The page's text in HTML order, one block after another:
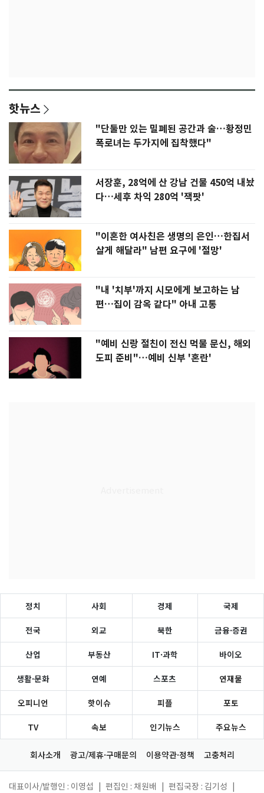
핫뉴스
"단둘만 있는 밀폐된 공간과 술…황정민
폭로녀는 두가지에 집착했다"
서장훈, 28억에 산 강남 건물 450억 내놨
다…세후 차익 280억 '잭팟'
"이혼한 여사친은 생명의 은인…한집서
살게 해달라" 남편 요구에 '절망'
"내 '치부'까지 시모에게 보고하는 남
편…집이 감옥 같다" 아내 고통
"예비 신랑 절친이 전신 먹물 문신, 해외
도피 준비"…예비 신부 '혼란'
정치 사회 경제 국제
전국 외교 북한 금융·증권
산업 부동산 IT·과학 바이오
생활·문화 연예 스포츠 연재물
오피니언 핫이슈 피플 포토
TV 속보 인기뉴스 주요뉴스
회사소개 광고/제휴·구매문의 이용약관·정책 고충처리
대표이사/발행인 : 이영섭 편집인 : 채원배 편집국장 : 김기성